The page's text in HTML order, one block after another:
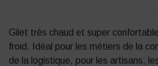
Gilet très chaud et super
froid. Idéal pour les métiers de la
de la logistique, pour les artisans,